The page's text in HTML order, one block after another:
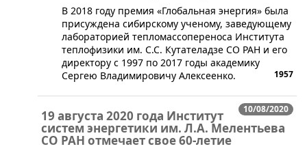
В 2018 году премия «Глобальная энергия» была
присуждена сибирскому ученому, заведующему
лабораторией тепломассопереноса Института
теплофизики им. С.С. Кутателадзе СО РАН и его
директору с 1997 по 2017 годы академику
Сергею Владимировичу Алексеенко.
1957
10/08/2020
19 августа 2020 года Институт
систем энергетики им. Л.А. Мелентьева
СО РАН отмечает свое 60-летие